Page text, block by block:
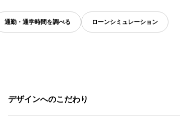
通勤・通学時間を調べる ローンシミュレーション
デザインへのこだわり